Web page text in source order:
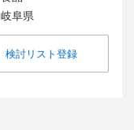
岐阜県
検討リスト登録